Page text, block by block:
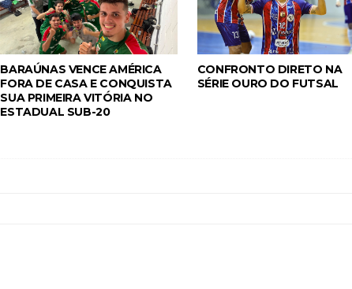
BARAÚNAS VENCE AMÉRICA
FORA DE CASA E CONQUISTA
SUA PRIMEIRA VITÓRIA NO
ESTADUAL SUB-20
CONFRONTO DIRETO NA
SÉRIE OURO DO FUTSAL